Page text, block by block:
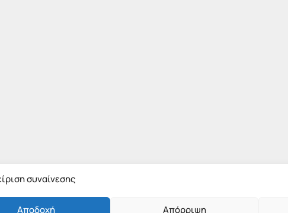
συναίνεσης
Αποδοχή Απόρριψη